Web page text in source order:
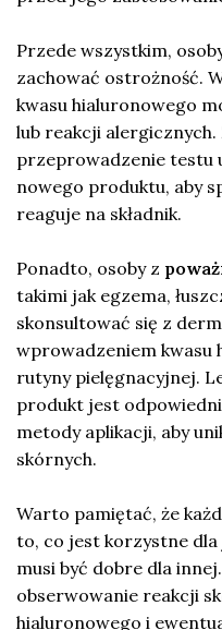
Przede wszystkim,
zachować ostrożność.
kwasu hialuronowego
lub reakcji
przeprowadzenie testu
nowego produktu, aby
reaguje na składnik.
Ponadto, osoby z
takimi jak egzema,
skonsultować się z
wprowadzeniem kwasu
rutyny pielęgnacyjnej.
produkt jest
metody aplikacji, aby
skórnych.
Warto pamiętać, że
to, co jest korzystne dla
musi być dobre dla
obserwowanie reakcji
hialuronowego i